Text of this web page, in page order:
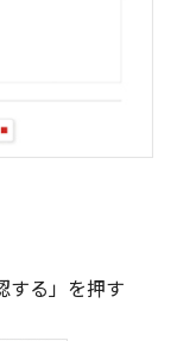
する」を押す